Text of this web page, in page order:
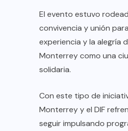
El evento estuvo
convivencia y unión
experiencia y la alegría
Monterrey como una
solidaria.
Con este tipo de
Monterrey y el DIF
seguir impulsando